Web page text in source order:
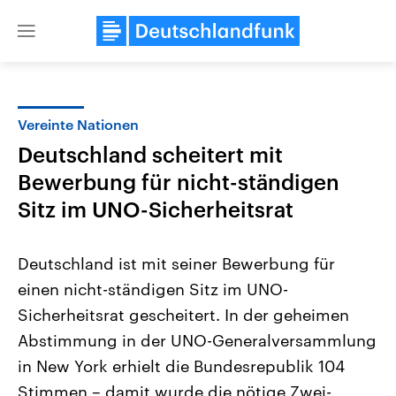
Close
Landtagswahl Sachsen-Anhalt
2026
Alle Informationen
Sachsen-Anhalt wählt am 6.
September 2026 einen neuen
Bundesland von einer Koalition aus
USA
Aktuelle Beiträge,
Hintergründe
Wirtschaftlich und
gehören die Vereinigten
den mächtigsten Ländern
mit großem Einfluss auf
Vereinte Nationen
Deutschland scheitert mit
Bewerbung für nicht-ständigen
Sitz im UNO-Sicherheitsrat
Deutschland ist mit seiner Bewerbung für
einen nicht-ständigen Sitz im UNO-
Sicherheitsrat gescheitert. In der geheimen
Abstimmung in der UNO-Generalversammlung
in New York erhielt die Bundesrepublik 104
Stimmen – damit wurde die nötige Zwei-